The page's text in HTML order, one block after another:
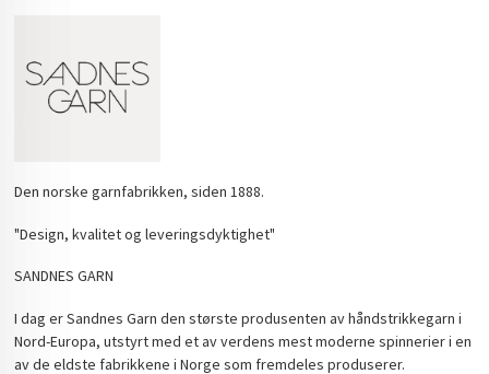
Den norske garnfabrikken, siden 1888.
"Design, kvalitet og leveringsdyktighet"
SANDNES GARN
I dag er Sandnes Garn den største produsenten av håndstrikkegarn i
Nord-Europa, utstyrt med et av verdens mest moderne spinnerier i en
av de eldste fabrikkene i Norge som fremdeles produserer.